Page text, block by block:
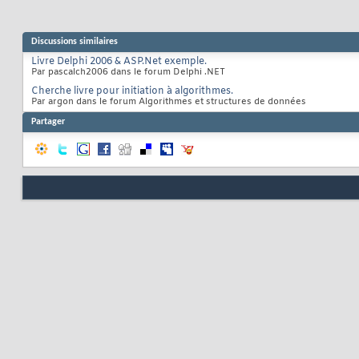
Discussions similaires
Livre Delphi 2006 & ASP.Net exemple.
Par pascalch2006 dans le forum Delphi .NET
Cherche livre pour initiation à algorithmes.
Par argon dans le forum Algorithmes et structures de données
Partager